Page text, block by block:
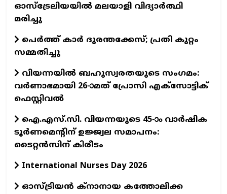
ഓസ്ട്രേലിയയില്‍ മലയാളി വിദ്യാര്‍ത്ഥി
മരിച്ചു
പെര്‍ത്ത് കാര്‍ ദുരന്തക്കേസ്; പ്രതി കുറ്റം
സമ്മതിച്ചു
വിയന്നയില്‍ ബഹുസ്വരതയുടെ സംഗമം:
വര്‍ണാഭമായി 26-ാമത് പ്രോസി എക്സോട്ടിക്
ഫെസ്റ്റിവല്‍
ഐ.എസ്.സി. വിയന്നയുടെ 45-ാം വാര്‍ഷിക
ടൂര്‍ണമെന്റിന് ഉജ്ജ്വല സമാപനം:
ടൈറ്റന്‍സിന് കിരീടം
International Nurses Day 2026
ഓസ്ട്രിയന്‍ ക്നാനായ കത്തോലിക്ക